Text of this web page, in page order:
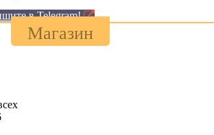
в Telegram!
Магазин